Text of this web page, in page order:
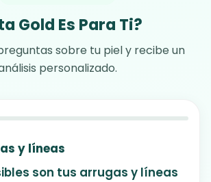
Gold Es Para Ti?
sobre tu piel y recibe un
personalizado.
y líneas
son tus arrugas y líneas